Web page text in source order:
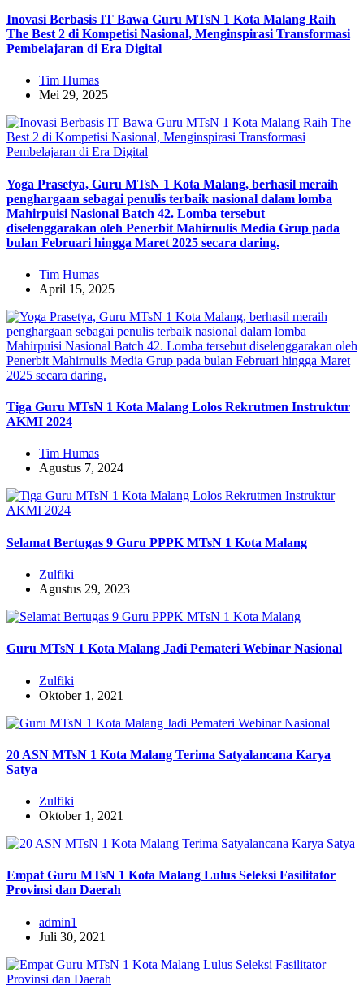
Inovasi Berbasis IT Bawa Guru MTsN 1 Kota Malang Raih
The Best 2 di Kompetisi Nasional, Menginspirasi Transformasi
Pembelajaran di Era Digital
Tim Humas
Mei 29, 2025
Yoga Prasetya, Guru MTsN 1 Kota Malang, berhasil meraih
penghargaan sebagai penulis terbaik nasional dalam lomba
Mahirpuisi Nasional Batch 42. Lomba tersebut
diselenggarakan oleh Penerbit Mahirnulis Media Grup pada
bulan Februari hingga Maret 2025 secara daring.
Tim Humas
April 15, 2025
Tiga Guru MTsN 1 Kota Malang Lolos Rekrutmen Instruktur
AKMI 2024
Tim Humas
Agustus 7, 2024
Selamat Bertugas 9 Guru PPPK MTsN 1 Kota Malang
Zulfiki
Agustus 29, 2023
Guru MTsN 1 Kota Malang Jadi Pemateri Webinar Nasional
Zulfiki
Oktober 1, 2021
20 ASN MTsN 1 Kota Malang Terima Satyalancana Karya
Satya
Zulfiki
Oktober 1, 2021
Empat Guru MTsN 1 Kota Malang Lulus Seleksi Fasilitator
Provinsi dan Daerah
admin1
Juli 30, 2021